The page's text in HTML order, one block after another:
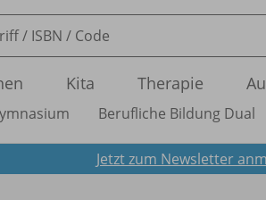
Kita Therapie
Berufliche Bildung Dual
Jetzt zum Newsletter